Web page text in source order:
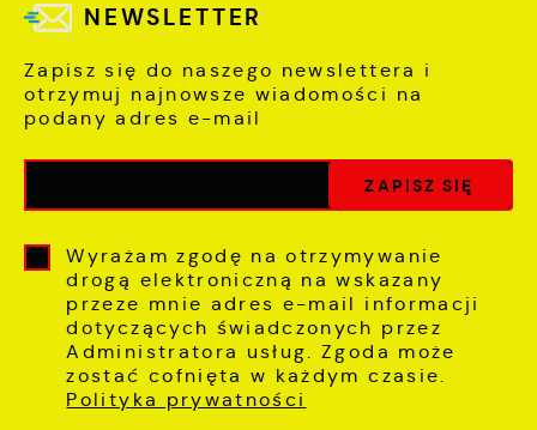
NEWSLETTER
Zapisz się do naszego newslettera i
otrzymuj najnowsze wiadomości na
podany adres e-mail
Wyrażam zgodę na otrzymywanie
drogą elektroniczną na wskazany
przeze mnie adres e-mail informacji
dotyczących świadczonych przez
Administratora usług. Zgoda może
zostać cofnięta w każdym czasie.
Polityka prywatności